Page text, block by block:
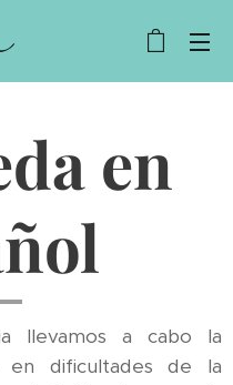
en
llevamos a cabo la
en dificultades de la